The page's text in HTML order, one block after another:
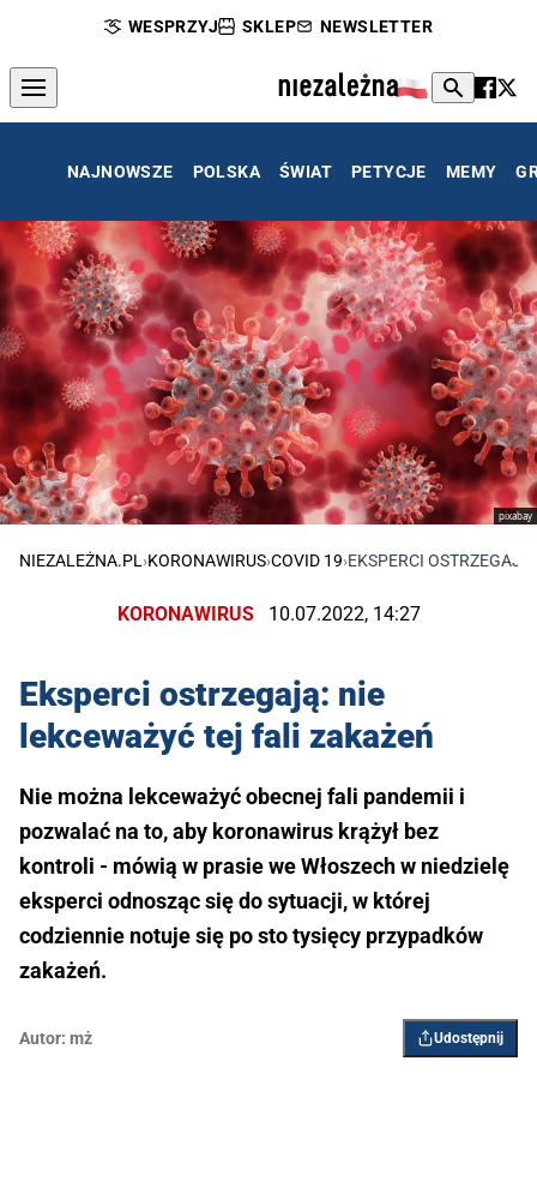
WESPRZYJ SKLEP NEWSLETTER
NAJNOWSZE POLSKA ŚWIAT PETYCJE MEMY
pixabay
NIEZALEŻNA.PL ›KORONAWIRUS›COVID 19›EKSPERCI
KORONAWIRUS 10.07.2022, 14:27
Eksperci ostrzegają: nie
lekceważyć tej fali zakażeń
Nie można lekceważyć obecnej fali pandemii i
pozwalać na to, aby koronawirus krążył bez
kontroli - mówią w prasie we Włoszech w niedzielę
eksperci odnosząc się do sytuacji, w której
codziennie notuje się po sto tysięcy przypadków
zakażeń.
Autor: mż Udostępnij